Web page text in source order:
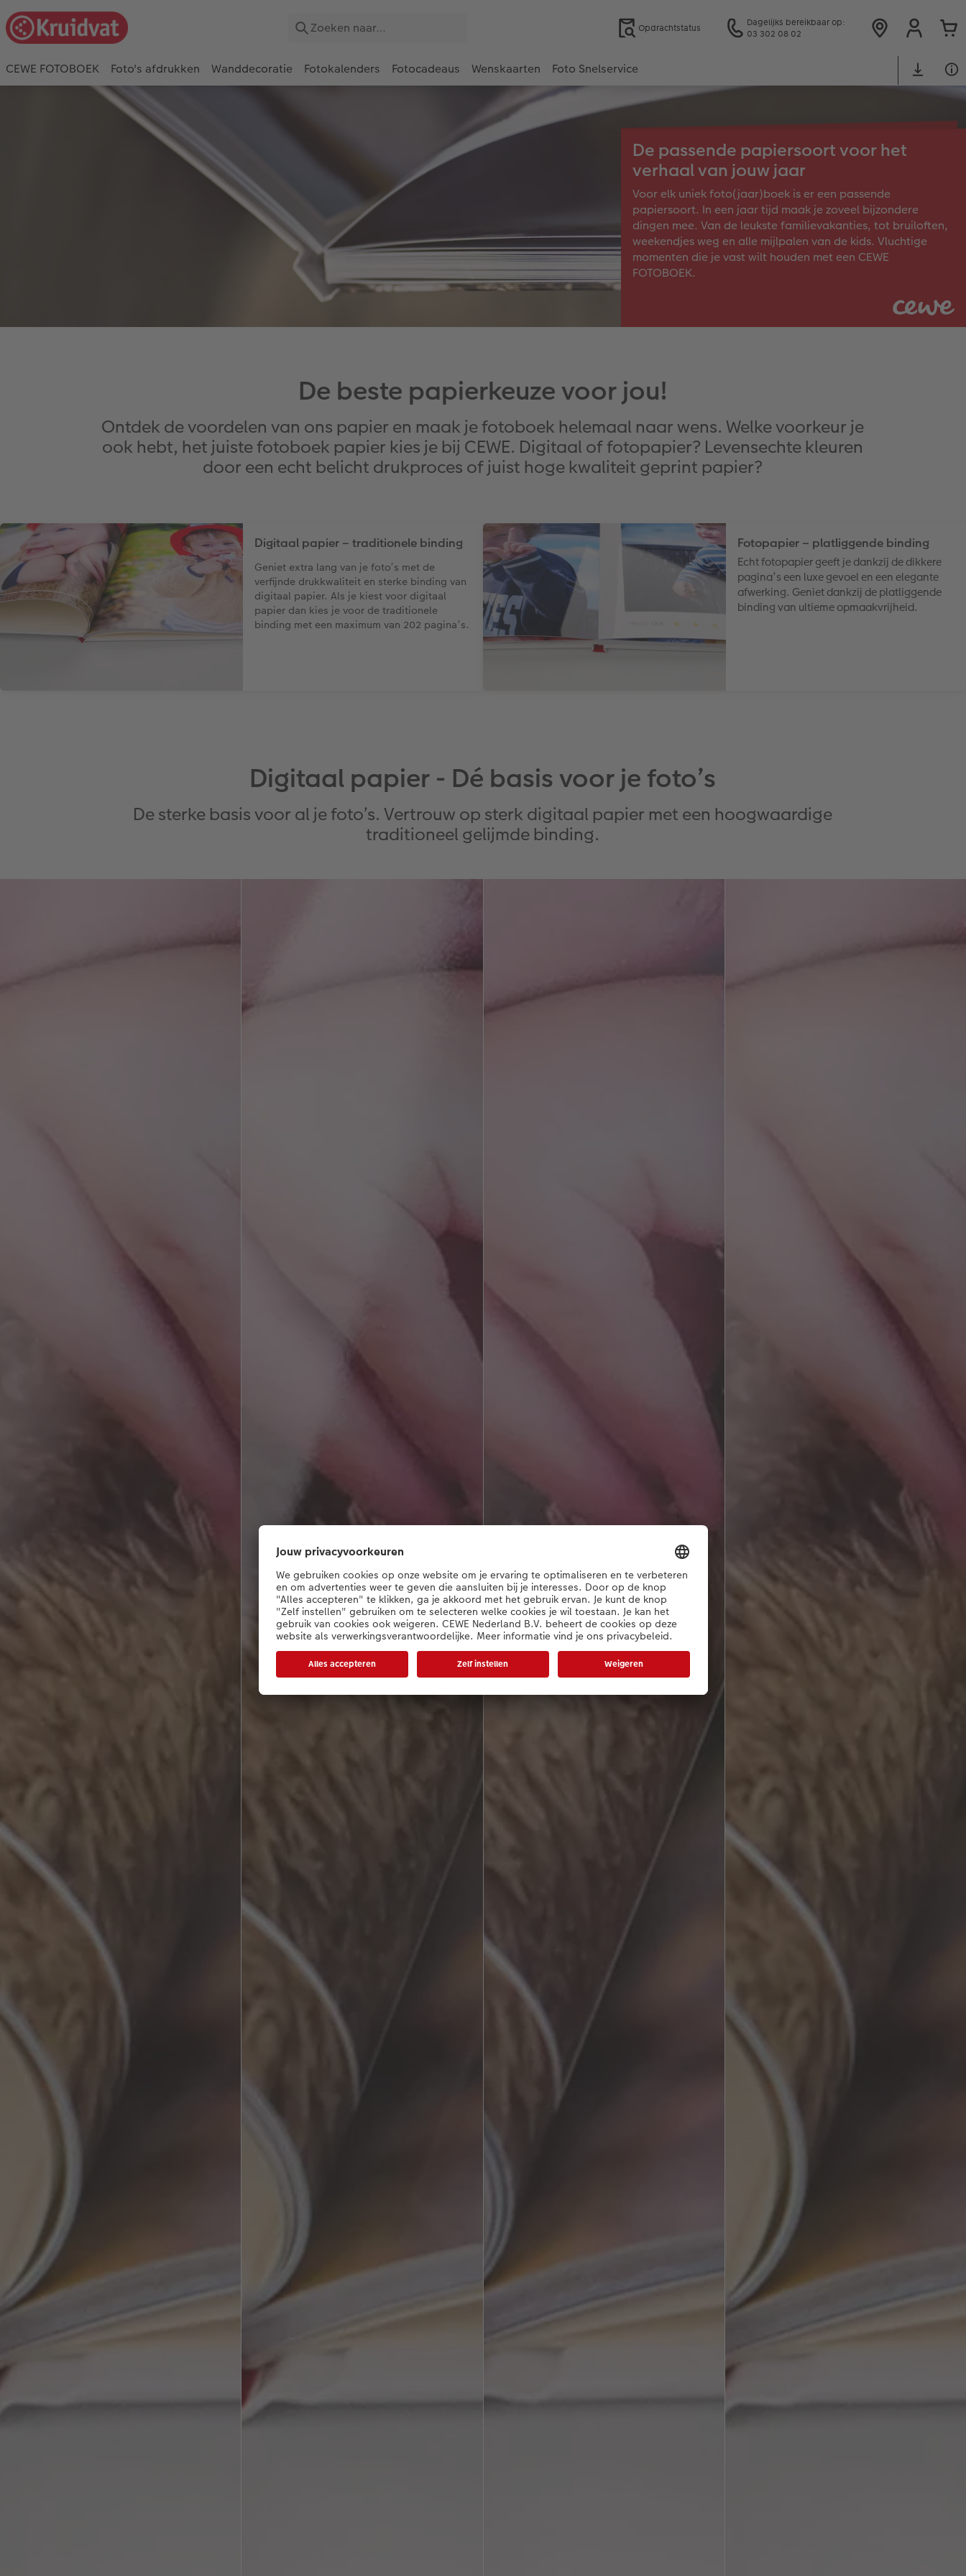
Opdrachtstatus
Dagelijks bereikbaar op:
03 302 08 02
CEWE FOTOBOEK Foto's afdrukken Wanddecoratie Fotokalenders Fotocadeaus Wenskaarten Foto Snelservice
De passende papiersoort voor het
verhaal van jouw jaar
Voor elk uniek foto(jaar)boek is er een passende
papiersoort. In een jaar tijd maak je zoveel bijzondere
dingen mee. Van de leukste familievakanties, tot bruiloften,
weekendjes weg en alle mijlpalen van de kids. Vluchtige
momenten die je vast wilt houden met een CEWE
FOTOBOEK.
De beste papierkeuze voor jou!
Ontdek de voordelen van ons papier en maak je fotoboek helemaal naar wens. Welke voorkeur je
ook hebt, het juiste fotoboek papier kies je bij CEWE. Digitaal of fotopapier? Levensechte kleuren
door een echt belicht drukproces of juist hoge kwaliteit geprint papier?
Digitaal papier – traditionele binding
Geniet extra lang van je foto’s met de
verfijnde drukkwaliteit en sterke binding van
digitaal papier. Als je kiest voor digitaal
papier dan kies je voor de traditionele
binding met een maximum van 202 pagina’s.
Fotopapier – platliggende binding
Echt fotopapier geeft je dankzij de dikkere
pagina’s een luxe gevoel en een elegante
afwerking. Geniet dankzij de platliggende
binding van ultieme opmaakvrijheid.
Digitaal papier - Dé basis voor je foto’s
De sterke basis voor al je foto’s. Vertrouw op sterk digitaal papier met een hoogwaardige
traditioneel gelijmde binding.